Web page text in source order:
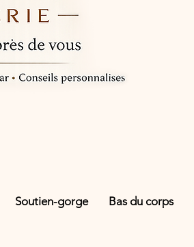
Soutien-gorge Bas du corps